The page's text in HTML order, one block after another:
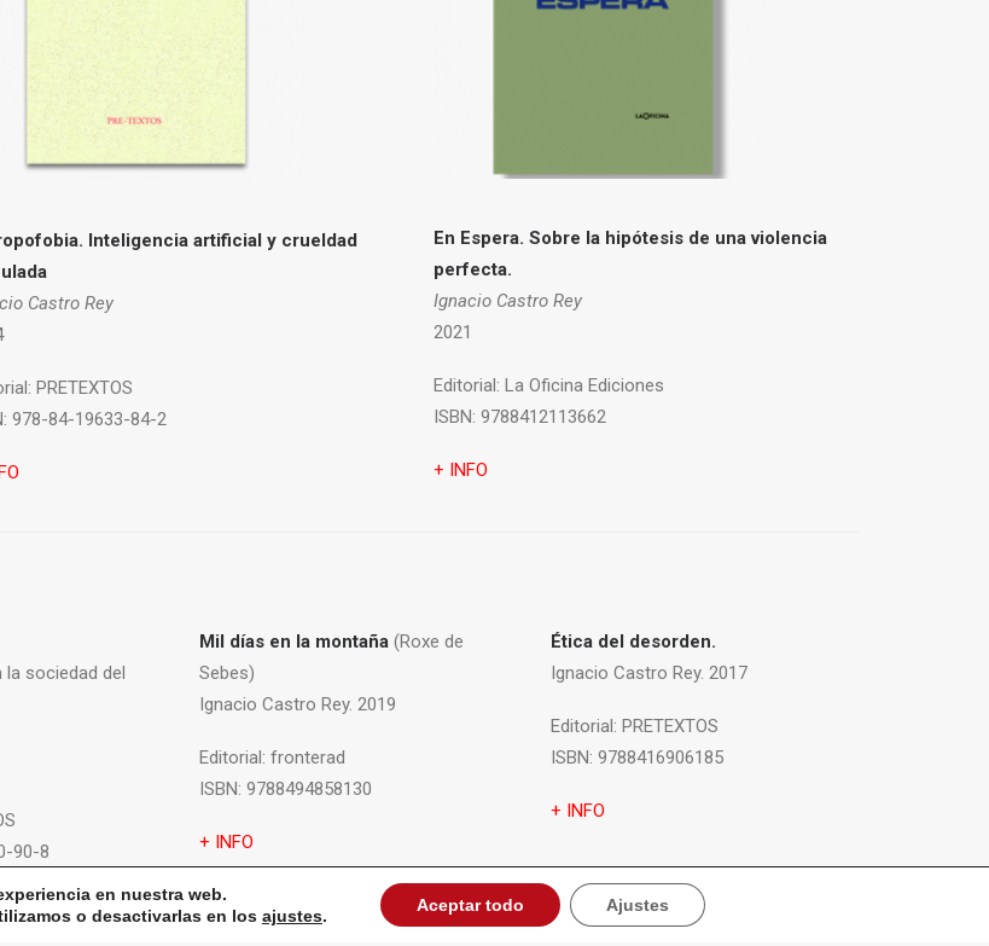
Inteligencia artificial y crueldad
Castro Rey
PRETEXTOS
978-84-19633-84-2
En Espera. Sobre la hipótesis de una violencia
perfecta.
Ignacio Castro Rey
2021
Editorial: La Oficina Ediciones
ISBN: 9788412113662
+ INFO
la sociedad del
90-8
Mil días en la montaña (Roxe de
Sebes)
Ignacio Castro Rey. 2019
Editorial: fronterad
ISBN: 9788494858130
+ INFO
Ética del desorden.
Ignacio Castro Rey. 2017
Editorial: PRETEXTOS
ISBN: 9788416906185
+ INFO
en nuestra web.
o desactivarlas en los ajustes.
Aceptar todo Ajustes